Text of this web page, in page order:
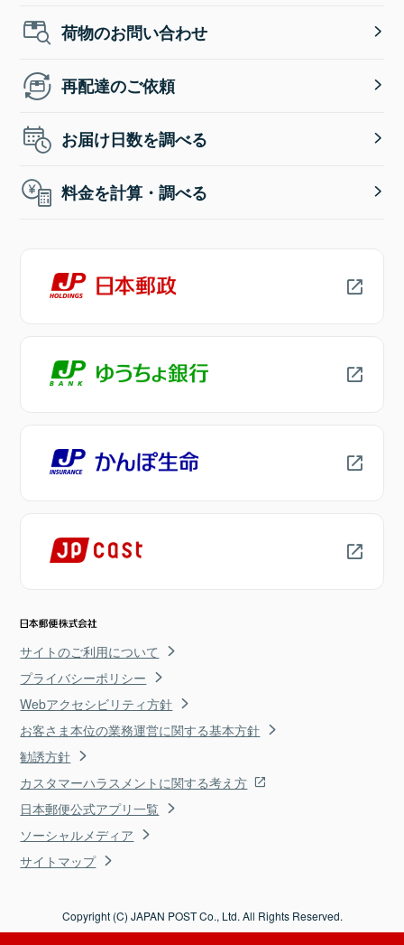
荷物のお問い合わせ
再配達のご依頼
お届け日数を調べる
料金を計算・調べる
サイトのご利用について
プライバシーポリシー
Webアクセシビリティ方針
お客さま本位の業務運営に関する基本方針
勧誘方針
カスタマーハラスメントに関する考え方
日本郵便公式アプリ一覧
ソーシャルメディア
サイトマップ
Copyright (C) JAPAN POST Co., Ltd. All Rights Reserved.